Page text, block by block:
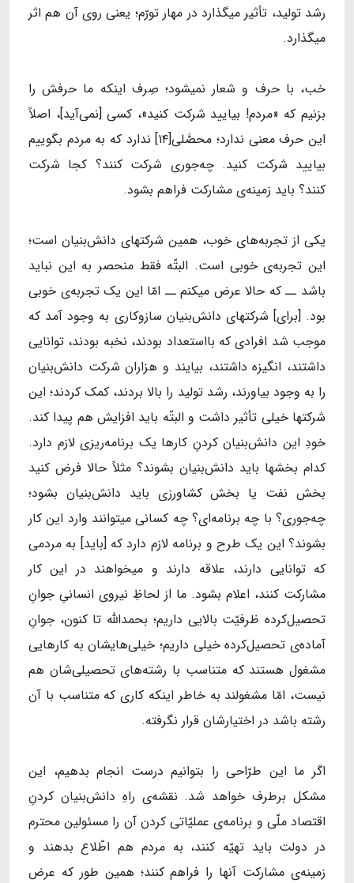
رشد تولید، تأثیر میگذارد در مهار تورّم؛ ‌یعنی روی آن هم اثر
میگذارد.
خب، با حرف و شعار نمیشود؛ صِرف اینکه ما حرفش را
بزنیم که «مردم! بیایید شرکت کنید»، کسی [نمی‌آید]، اصلاً
این حرف معنی ندارد؛ محصَّلی[۱۴] ندارد که به مردم بگوییم
بیایید شرکت کنید. چه‌جوری شرکت کنند؟ کجا شرکت
کنند؟ باید زمینه‌ی مشارکت فراهم بشود.
یکی از تجربه‌های خوب، همین شرکتهای دانش‌بنیان است؛
این تجربه‌ی خوبی است. البتّه فقط منحصر به این نباید
باشد ــ که حالا عرض میکنم ــ امّا این یک تجربه‌ی خوبی
بود. [برای] شرکتهای دانش‌بنیان سازوکاری به وجود آمد که
موجب شد افرادی که بااستعداد بودند، ‌نخبه بودند، توانایی
داشتند، انگیزه داشتند، بیایند و هزاران شرکت دانش‌بنیان
را به وجود بیاورند، رشد تولید را بالا بردند، کمک کردند؛ این
شرکتها خیلی تأثیر داشت و البتّه باید افزایش هم پیدا کند.
خودِ این دانش‌بنیان کردنِ کارها یک برنامه‌ریزی لازم دارد.
کدام بخشها باید دانش‌بنیان بشوند؟ مثلاً حالا فرض کنید
بخش نفت یا بخش کشاورزی باید دانش‌بنیان بشود؛
چه‌جوری؟ با چه برنامه‌ای؟ چه کسانی میتوانند وارد این کار
بشوند؟ این یک طرح و برنامه لازم دارد که [باید] به مردمی
که توانایی دارند، علاقه دارند و میخواهند در این کار
مشارکت کنند، اعلام بشود. ما از لحاظِ نیروی انسانیِ جوانِ
تحصیل‌کرده ظرفیّت بالایی داریم؛ بحمدالله تا کنون، جوانِ
آماده‌ی تحصیل‌کرده خیلی داریم؛ خیلی‌هایشان به کارهایی
مشغول هستند که متناسب با رشته‌های تحصیلی‌شان هم
نیست، امّا مشغولند به خاطر اینکه کاری که متناسب با آن
رشته باشد در اختیارشان قرار نگرفته.
اگر ما این طرّاحی را بتوانیم درست انجام بدهیم، این
مشکل برطرف خواهد شد. نقشه‌ی راهِ دانش‌بنیان کردنِ
اقتصاد ملّی و برنامه‌ی عملیّاتی کردن آن را مسئولین محترم
در دولت باید تهیّه کنند، به مردم هم اطّلاع بدهند و
زمینه‌ی مشارکت آنها را فراهم کنند؛ همین‌ طور که عرض